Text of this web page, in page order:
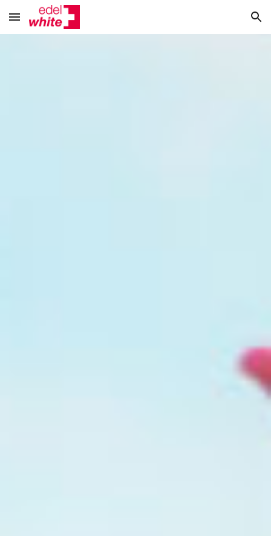
Skip to main content Skip to navigation